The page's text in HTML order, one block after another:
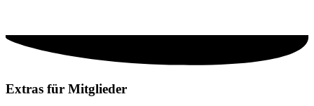
Extras für Mitglieder